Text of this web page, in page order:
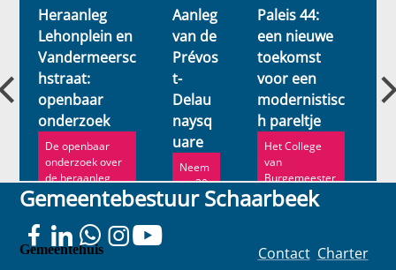
Heraanleg
Lehonplein en
Vandermeersc
hstraat:
openbaar
onderzoek
De openbaar
onderzoek over
de heraanleg
van het
Lehonplein en de
Vande...
Aanleg
van de
Prévos
t-
Delau
naysq
uare
Neem
tot 20
maart
Paleis 44:
een nieuwe
toekomst
voor een
modernistisc
h pareltje
Het College
van
Burgemeester
en Schepenen
heeft de
:
Gemeentebestuur Schaarbeek
Gemeentehuis Contact Charter